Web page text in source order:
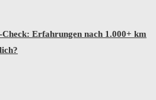
Erfahrungen nach 1.000+ km